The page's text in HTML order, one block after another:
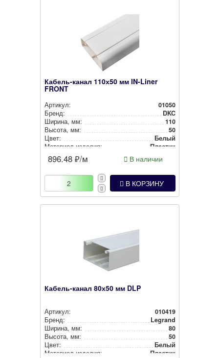
Кабель-канал 110х50 мм IN-Liner
FRONT
Артикул:
01050
Бренд:
DKC
Ширина, мм:
110
Высота, мм:
50
Цвет:
Белый
Материал изделия:
Пластик
896.48 ₽/м В наличии
В КОРЗИНУ
Кабель-канал 80х50 мм DLP
Артикул:
010419
Бренд:
Legrand
Ширина, мм:
80
Высота, мм:
50
Цвет:
Белый
Материал изделия:
Пластик